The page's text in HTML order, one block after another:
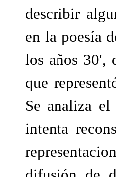
describir
en la poesía
los años 30',
que
Se analiza
intenta